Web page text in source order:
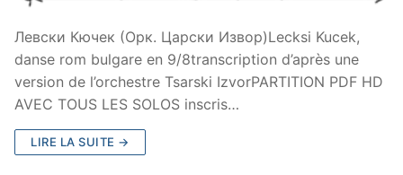
Левски Кючек (Орк. Царски Извор)Lecksi Kucek,
danse rom bulgare en 9/8transcription d’après une
version de l’orchestre Tsarski IzvorPARTITION PDF HD
AVEC TOUS LES SOLOS inscris…
LIRE LA SUITE →